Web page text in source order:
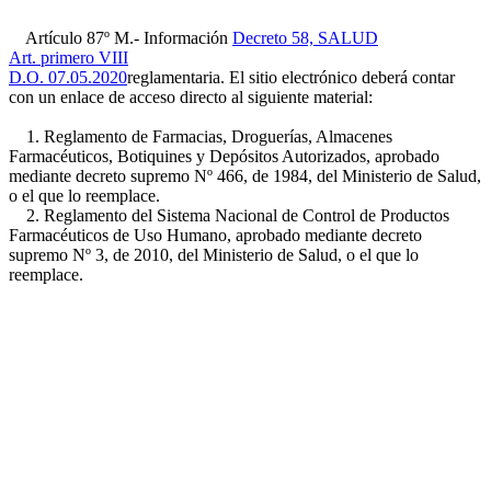
Artículo 87º M.- Información Decreto 58, SALUD
Art. primero VIII
D.O. 07.05.2020reglamentaria. El sitio electrónico deberá contar
con un enlace de acceso directo al siguiente material:
1. Reglamento de Farmacias, Droguerías, Almacenes
Farmacéuticos, Botiquines y Depósitos Autorizados, aprobado
mediante decreto supremo Nº 466, de 1984, del Ministerio de Salud,
o el que lo reemplace.
2. Reglamento del Sistema Nacional de Control de Productos
Farmacéuticos de Uso Humano, aprobado mediante decreto
supremo Nº 3, de 2010, del Ministerio de Salud, o el que lo
reemplace.